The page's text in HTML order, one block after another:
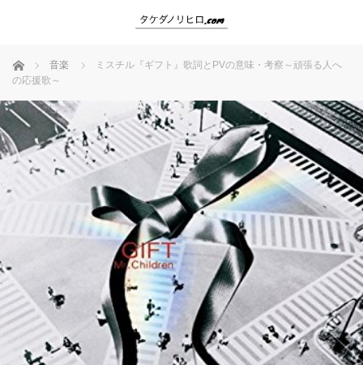
ホーム 音楽
ミスチル『ギフト』歌詞とPVの意味・考察～頑張る人へ
の応援歌～